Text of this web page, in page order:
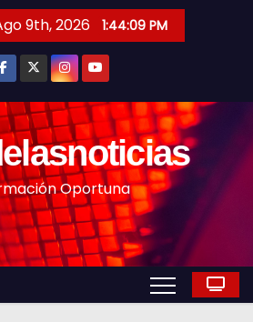
9th, 2026 1:44:11 PM
Oportuna